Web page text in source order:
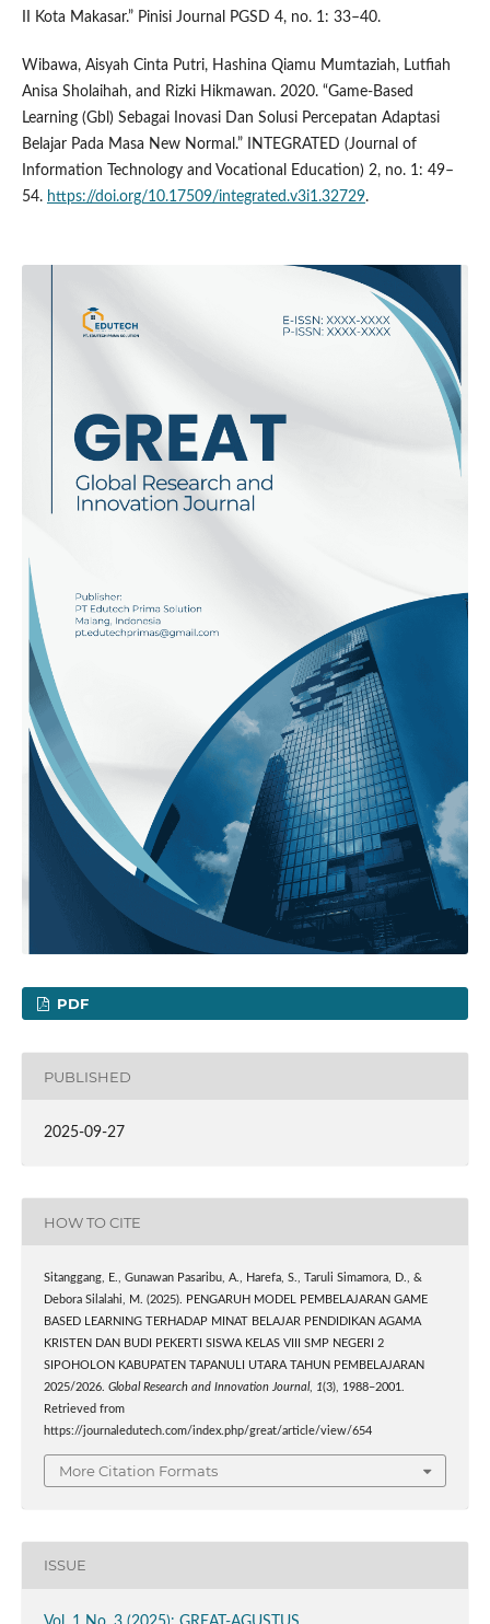
II Kota Makasar.” Pinisi Journal PGSD 4, no. 1: 33–40.
Wibawa, Aisyah Cinta Putri, Hashina Qiamu Mumtaziah, Lutfiah
Anisa Sholaihah, and Rizki Hikmawan. 2020. “Game-Based
Learning (Gbl) Sebagai Inovasi Dan Solusi Percepatan Adaptasi
Belajar Pada Masa New Normal.” INTEGRATED (Journal of
Information Technology and Vocational Education) 2, no. 1: 49–
54. https://doi.org/10.17509/integrated.v3i1.32729.
PDF
PUBLISHED
2025-09-27
HOW TO CITE
Sitanggang, E., Gunawan Pasaribu, A., Harefa, S., Taruli Simamora, D., &
Debora Silalahi, M. (2025). PENGARUH MODEL PEMBELAJARAN GAME
BASED LEARNING TERHADAP MINAT BELAJAR PENDIDIKAN AGAMA
KRISTEN DAN BUDI PEKERTI SISWA KELAS VIII SMP NEGERI 2
SIPOHOLON KABUPATEN TAPANULI UTARA TAHUN PEMBELAJARAN
2025/2026. Global Research and Innovation Journal, 1(3), 1988–2001.
Retrieved from
https://journaledutech.com/index.php/great/article/view/654
More Citation Formats
ISSUE